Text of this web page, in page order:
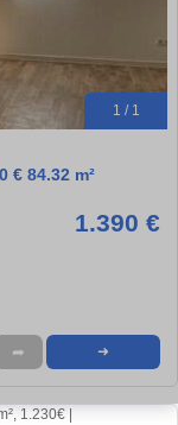
1 / 1
€ 84.32 m²
1.390 €
➦ ➜